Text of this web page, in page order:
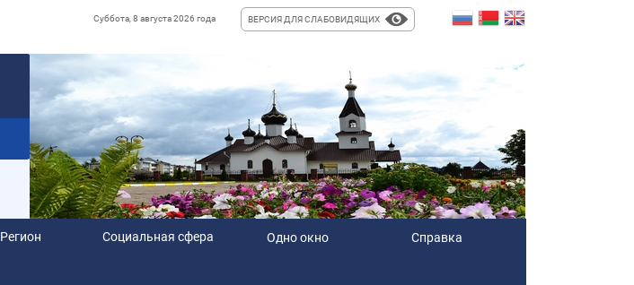
Суббота, 8 августа 2026 года ВЕРСИЯ ДЛЯ СЛАБОВИДЯЩИХ
Регион Социальная сфера Одно окно Справка